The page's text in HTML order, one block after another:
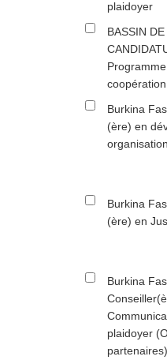
plaidoyer
BASSIN DE
Burkina
(ère) en
Burkina
(ère) en
Burkina
plaidoyer